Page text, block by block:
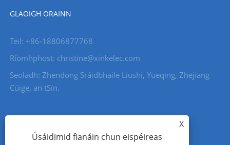
GLAOIGH ORAINN
Teil: +86-18806877768
Ríomhphost: christine@xinkelec.com
Seoladh: Zhendong Sráidbhaile Liushi, Yueqing, Zhejiang
Cúige, an tSín.
X
Úsáidimid fianáin chun eispéireas